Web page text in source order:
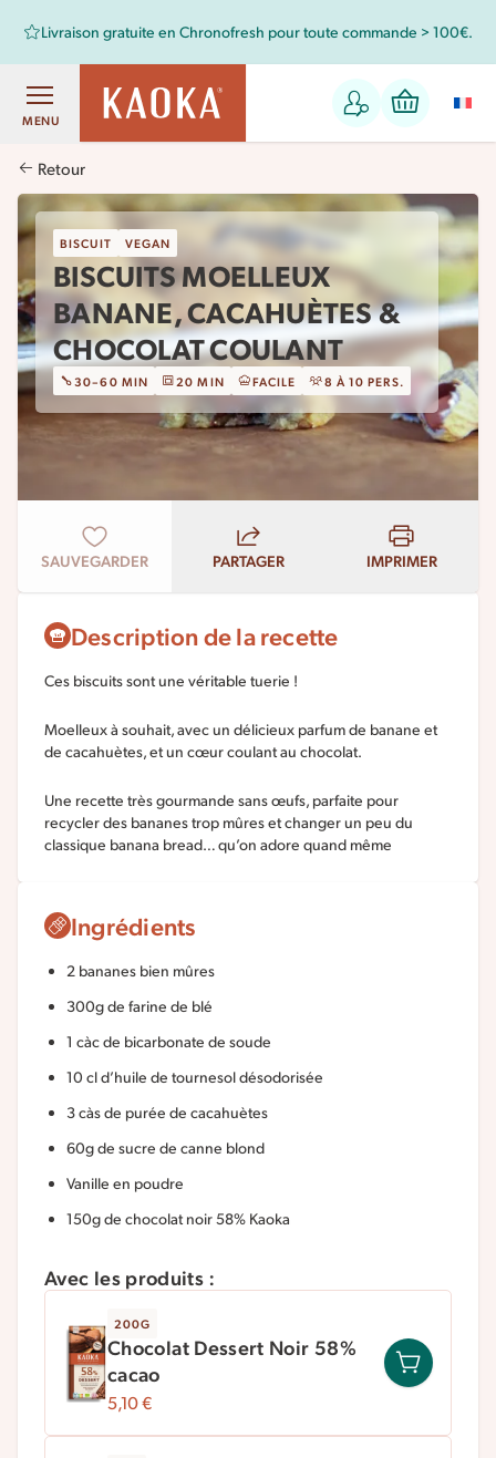
Livraison gratuite en Chronofresh pour toute commande > 100€.
MENU
Retour
BISCUIT VEGAN
BISCUITS MOELLEUX
BANANE, CACAHUÈTES &
CHOCOLAT COULANT
30–60 MIN 20 MIN FACILE 8 À 10 PERS.
SAUVEGARDER PARTAGER IMPRIMER
Description de la recette
Ces biscuits sont une véritable tuerie !
Moelleux à souhait, avec un délicieux parfum de banane et
de cacahuètes, et un cœur coulant au chocolat.
Une recette très gourmande sans œufs, parfaite pour
recycler des bananes trop mûres et changer un peu du
classique banana bread… qu’on adore quand même
Ingrédients
2 bananes bien mûres
300g de farine de blé
1 càc de bicarbonate de soude
10 cl d’huile de tournesol désodorisée
3 càs de purée de cacahuètes
60g de sucre de canne blond
Vanille en poudre
150g de chocolat noir 58% Kaoka
Avec les produits :
200G
Chocolat Dessert Noir 58%
cacao
5,10€